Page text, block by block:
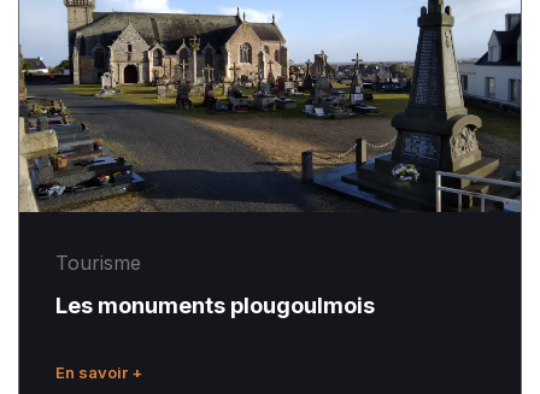
Tourisme
Les monuments plougoulmois
En savoir +